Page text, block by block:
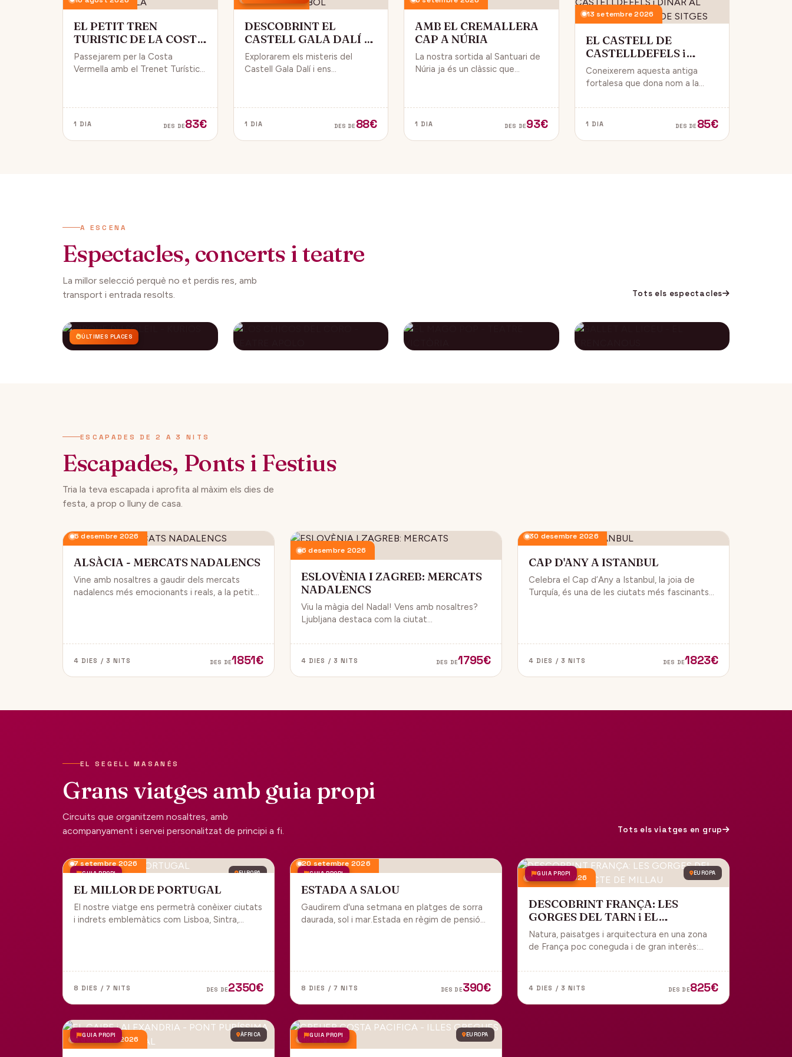
EL PETIT TREN
TURISTIC DE LA COSTA
VERMELLA
Passejarem per la Costa
Vermella amb el Trenet Turístic,
vistes de la Mar Mediterrània.
1 DIA DES DE83€
DESCOBRINT EL
CASTELL GALA DALÍ A
PÚBOL
Explorarem els misteris del
Castell Gala Dalí i ens
de Dalí.
1 DIA DES DE 88€
AMB EL CREMALLERA
CAP A NÚRIA
La nostra sortida al Santuari de
Núria ja és un clàssic que
veurem des del Cremallera.
1 DIA DES DE93€
13 setembre 2026
EL CASTELL DE
CASTELLDEFELS i
DINAR AL PASSEIG
MARITIM DE SITGES
Coneixerem aquesta antiga
fortalesa que dona nom a la
un punt estratègic amb vistes al
mar Mediterrani.
1 DIA DES DE 85€
A ESCENA
Espectacles, concerts i teatre
La millor selecció perquè no et perdis res, amb
transport i entrada resolts.
Tots els espectacles
ÚLTIMES PLACES
ESCAPADES DE 2 A 3 NITS
Escapades, Ponts i Festius
Tria la teva escapada i aprofita al màxim els dies de
festa, a prop o lluny de casa.
5 desembre 2026
ALSÀCIA - MERCATS NADALENCS
Vine amb nosaltres a gaudir dels mercats
nadalencs més emocionants i reals, a la petita
4 DIES / 3 NITS DES DE1851€
6 desembre 2026
ESLOVÈNIA I ZAGREB: MERCATS
NADALENCS
Viu la màgia del Nadal! Vens amb nosaltres?
Ljubljana destaca com la ciutat
reconeguda com una de les millors
destinacions nadalenques d’Europa.
4 DIES / 3 NITS DES DE1795€
30 desembre 2026
CAP D'ANY A ISTANBUL
Celebra el Cap d’Any a Istanbul, la joia de
Turquía, és una de les ciutats més fascinants
4 DIES / 3 NITS DES DE1823€
EL SEGELL MASANÉS
Grans viatges amb guia propi
Circuits que organitzem nosaltres, amb
acompanyament i servei personalitzat de principi a fi.
Tots els viatges en grup
GUIA PROPI EUROPA
7 setembre 2026
EL MILLOR DE PORTUGAL
El nostre viatge ens permetrà conèixer ciutats
i indrets emblemàtics com Lisboa, Sintra,
8 DIES / 7 NITS DES DE2350€
GUIA PROPI
20 setembre 2026
ESTADA A SALOU
Gaudirem d'una setmana en platges de sorra
daurada, sol i mar.Estada en règim de pensió
8 DIES / 7 NITS DES DE390€
GUIA PROPI EUROPA
9 octubre 2026
DESCOBRINT FRANÇA: LES
GORGES DEL TARN i EL
VIADUCTE DE MILLAU
Natura, paisatges i arquitectura en una zona
de França poc coneguda i de gran interès:
l'impressionant Viaducte de Millau.
4 DIES / 3 NITS DES DE825€
GUIA PROPI ÀFRICA
4 desembre 2026 GUIA PROPI EUROPA
18 juny 2027